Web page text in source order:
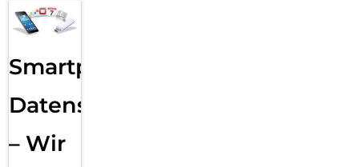
Smartphone
Datensicherung
– Wir